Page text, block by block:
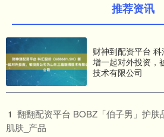
推荐资讯
财神到配资平台
增一起对外投资，
技术有限公司
1 翻翻配资平台 BOBZ「伯子男」护肤
肌肤_产品